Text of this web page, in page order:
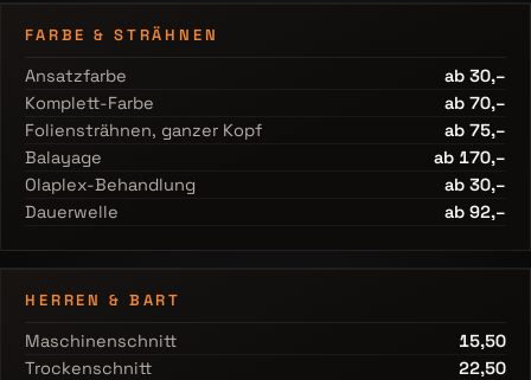
FARBE & STRÄHNEN
Ansatzfarbe
ab 30,–
Komplett-Farbe
ab 70,–
Foliensträhnen, ganzer Kopf
ab 75,–
Balayage
ab 170,–
Olaplex-Behandlung
ab 30,–
Dauerwelle
ab 92,–
HERREN & BART
Maschinenschnitt
15,50
Trockenschnitt
22,50